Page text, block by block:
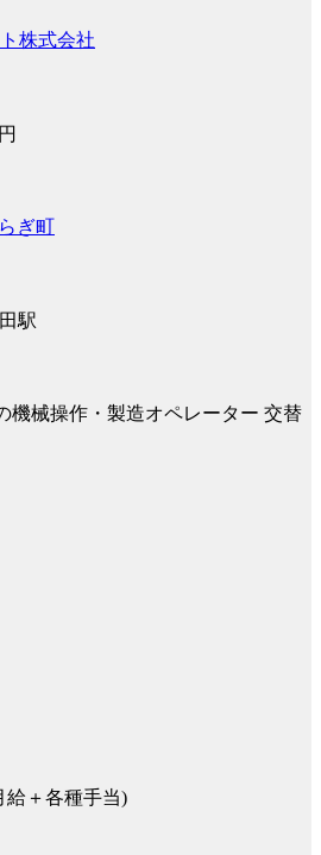
株式会社
円
ぎ町
駅
機械操作・製造オペレーター 交替
給＋各種手当)